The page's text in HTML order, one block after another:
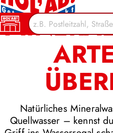
Natürliches
Quellwasser – kennst